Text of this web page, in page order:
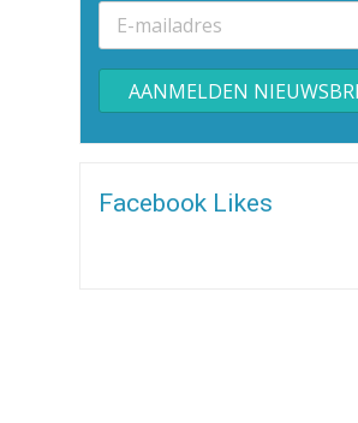
Alternative:
Facebook Likes